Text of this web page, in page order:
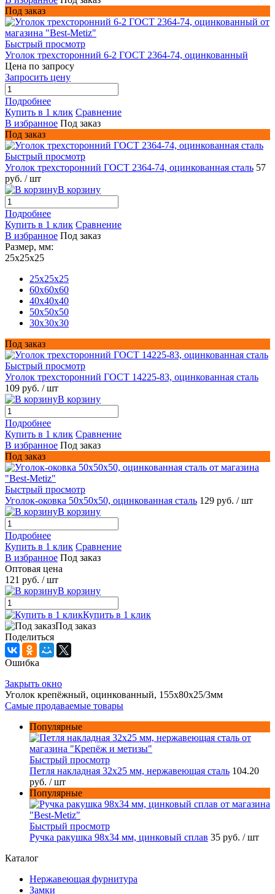
Под заказ
Быстрый просмотр
Уголок трехсторонний 6-2 ГОСТ 2364-74, оцинкованный
Цена по запросу
Запросить цену
Подробнее
Купить в 1 клик Сравнение
В избранное Под заказ
Под заказ
Быстрый просмотр
Уголок трехсторонний ГОСТ 2364-74, оцинкованная сталь 57
руб. / шт
В корзину
Подробнее
Купить в 1 клик Сравнение
В избранное Под заказ
Размер, мм:
25x25x25
25x25x25
60x60x60
40x40x40
50x50x50
30x30x30
Под заказ
Быстрый просмотр
Уголок трехсторонний ГОСТ 14225-83, оцинкованная сталь
109 руб. / шт
В корзину
Подробнее
Купить в 1 клик Сравнение
В избранное Под заказ
Под заказ
Быстрый просмотр
Уголок-оковка 50х50х50, оцинкованная сталь 129 руб. / шт
В корзину
Подробнее
Купить в 1 клик Сравнение
В избранное Под заказ
Оптовая цена
121 руб. / шт
В корзину
Купить в 1 клик
Под заказ
Поделиться
Ошибка
Закрыть окно
Уголок крепёжный, оцинкованный, 155х80х25/3мм
Самые продаваемые товары
Популярные
Быстрый просмотр
Петля накладная 32х25 мм, нержавеющая сталь 104.20
руб. / шт
Популярные
Быстрый просмотр
Ручка ракушка 98x34 мм, цинковый сплав 35 руб. / шт
Каталог
Нержавеющая фурнитура
Замки